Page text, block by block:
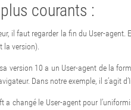
courants :
il faut regarder la fin du User-
la version).
version 10 a un User-agent de la
Dans notre exemple, il s’agit
a changé le User-agent pour